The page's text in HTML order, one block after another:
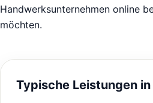
Handwerksunternehmen online
möchten.
Typische Leistungen